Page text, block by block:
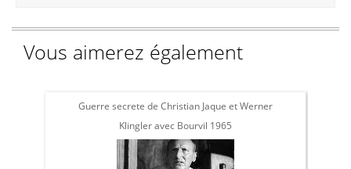
Vous aimerez également
Guerre secrete de Christian Jaque et Werner
Klingler avec Bourvil 1965